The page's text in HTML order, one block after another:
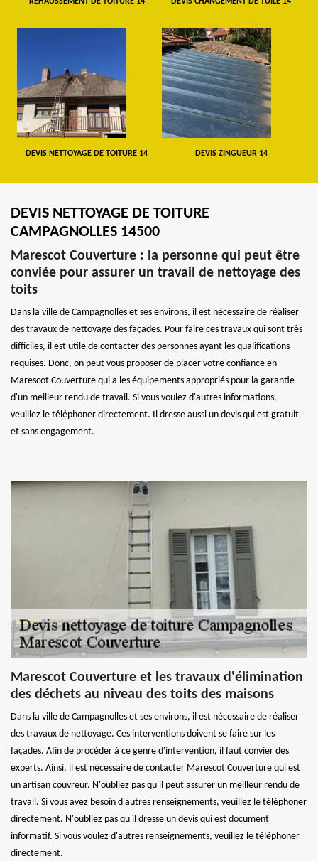
DEVIS NETTOYAGE DE TOITURE 14 DEVIS ZINGUEUR 14
DEVIS NETTOYAGE DE TOITURE
CAMPAGNOLLES 14500
Marescot Couverture : la personne qui peut être
conviée pour assurer un travail de nettoyage des
toits
Dans la ville de Campagnolles et ses environs, il est nécessaire de réaliser
des travaux de nettoyage des façades. Pour faire ces travaux qui sont très
difficiles, il est utile de contacter des personnes ayant les qualifications
requises. Donc, on peut vous proposer de placer votre confiance en
Marescot Couverture qui a les équipements appropriés pour la garantie
d'un meilleur rendu de travail. Si vous voulez d'autres informations,
veuillez le téléphoner directement. Il dresse aussi un devis qui est gratuit
et sans engagement.
Marescot Couverture et les travaux d'élimination
des déchets au niveau des toits des maisons
Dans la ville de Campagnolles et ses environs, il est nécessaire de réaliser
des travaux de nettoyage. Ces interventions doivent se faire sur les
façades. Afin de procéder à ce genre d'intervention, il faut convier des
experts. Ainsi, il est nécessaire de contacter Marescot Couverture qui est
un artisan couvreur. N'oubliez pas qu'il peut assurer un meilleur rendu de
travail. Si vous avez besoin d'autres renseignements, veuillez le téléphoner
directement. N'oubliez pas qu'il dresse un devis qui est document
informatif. Si vous voulez d'autres renseignements, veuillez le téléphoner
directement.